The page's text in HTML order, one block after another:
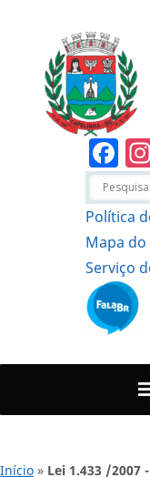
Política
Mapa do
Serviço
Início » Lei 1.433 /2007